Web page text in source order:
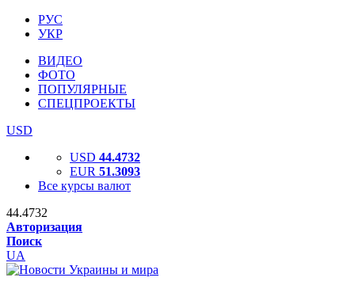
РУС
УКР
ВИДЕО
ФОТО
ПОПУЛЯРНЫЕ
СПЕЦПРОЕКТЫ
USD
USD 44.4732
EUR 51.3093
Все курсы валют
44.4732
Авторизация
Поиск
UA